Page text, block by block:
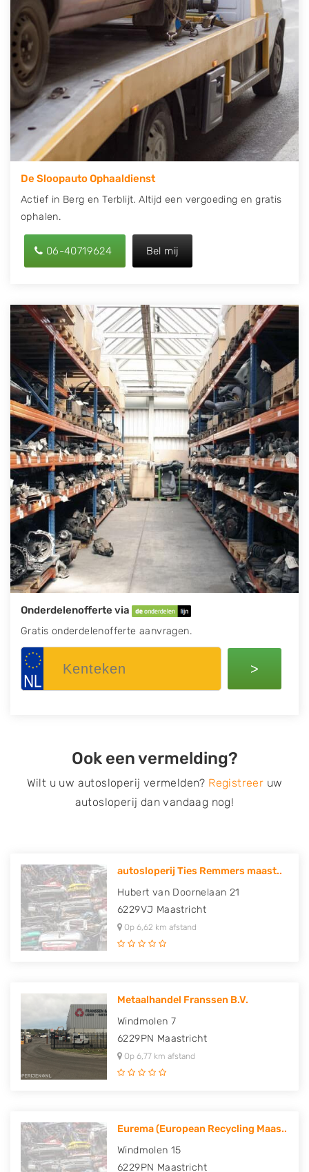
uw kenteken in en druk op verzenden.
Wij kunnen u helpen met de inkoop van auto's van
eigenlijk alle merken, zoals Alfa Romeo, Audi, BMW,
Chevrolet, Citroën, Dacia, Fiat, Ford, Honda, Hyundai,
Kia, Mazda, Mercedes Benz, Mitsubishi, Nissan, Opel,
Peugeot, Porsche, Renault, Seat, Skoda, Suzuki, Tesla,
Toyota, Volkswagen en Volvo.
De Sloopauto Ophaaldienst
Actief in Berg en Terblijt. Altijd een vergoeding en gratis
ophalen.
06-40719624 Bel mij
Onderdelenofferte via
Gratis onderdelenofferte aanvragen.
>
Ook een vermelding?
Wilt u uw autosloperij vermelden? Registreer uw
autosloperij dan vandaag nog!
autosloperij Ties Remmers maast..
Hubert van Doornelaan 21
6229VJ Maastricht
Op 6,62 km afstand
Metaalhandel Franssen B.V.
Windmolen 7
6229PN Maastricht
Op 6,77 km afstand
Eurema (European Recycling Maas..
Windmolen 15
6229PN Maastricht